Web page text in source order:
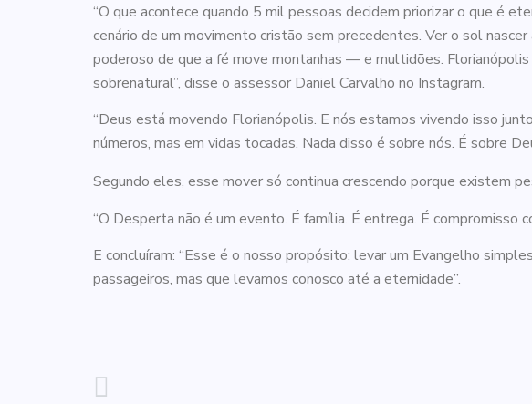
“O que acontece quando 5 mil pessoas decidem priorizar o que é
cenário de um movimento cristão sem precedentes. ​Ver o sol
poderoso de que a fé move montanhas — e multidões. Florianópolis
sobrenatural”, disse o assessor Daniel Carvalho no Instagram.
“Deus está movendo Florianópolis. E nós estamos vivendo isso
números, mas em vidas tocadas. Nada disso é sobre nós. É sobre
Segundo eles, esse mover só continua crescendo porque existem
“O Desperta não é um evento. É família. É entrega. É compromisso
E concluíram: “Esse é o nosso propósito: levar um Evangelho
passageiros, mas que levamos conosco até a eternidade”.